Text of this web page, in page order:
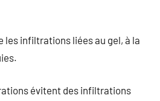
les infiltrations liées au gel, à la
évitent des infiltrations